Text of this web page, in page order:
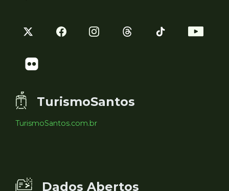
TurismoSantos
TurismoSantos.com.br
Dados Abertos